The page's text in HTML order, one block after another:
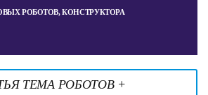
РОБОТОВ, КОНСТРУКТОРА
ТЕМА РОБОТОВ +